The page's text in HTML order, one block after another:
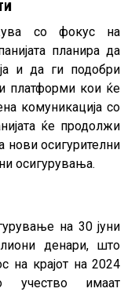
со фокус на
планира да
и да ги подобри
платформи кои ќе
комуникација со
ќе продолжи
нови осигурителни
осигурувања.
на 30 јуни
денари, што
на крајот на 2024
учество имаат